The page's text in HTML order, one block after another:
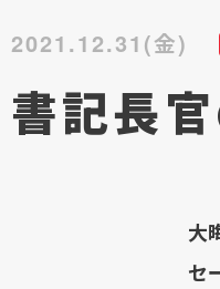
2021.12.31(金)
書記長
大
セ